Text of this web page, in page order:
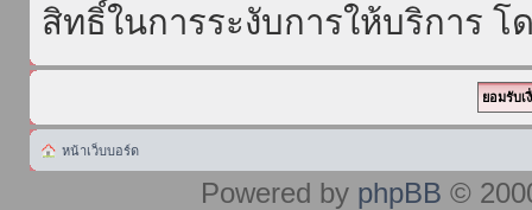
สิทธิ์ในการระงับการให้บริการ
หน้าเว็บบอร์ด
Powered by phpBB ©